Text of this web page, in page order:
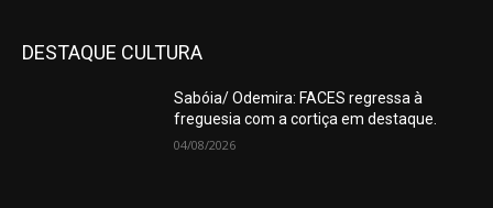
DESTAQUE CULTURA
Sabóia/ Odemira: FACES regressa à
freguesia com a cortiça em destaque.
04/08/2026